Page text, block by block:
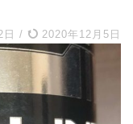
/ 2020年12月5日